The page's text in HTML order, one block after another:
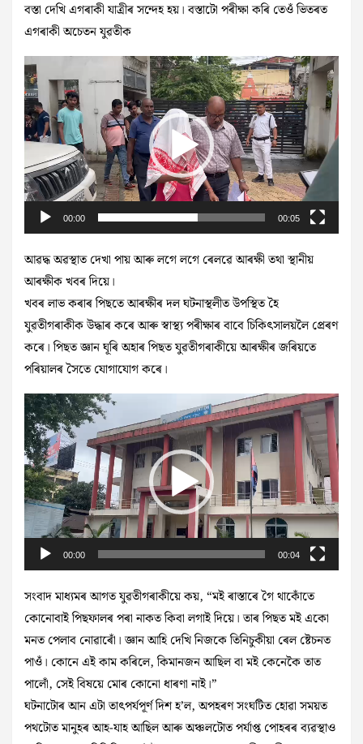
বস্তা দেখি এগৰাকী যাত্ৰীৰ সন্দেহ হয়। বস্তাটো পৰীক্ষা কৰি তেওঁ ভিতৰত
এগৰাকী অচেতন যুৱতীক
Video
Player
00:00 00:05
আৱদ্ধ অৱস্থাত দেখা পায় আৰু লগে লগে ৰেলৱে আৰক্ষী তথা স্থানীয়
আৰক্ষীক খবৰ দিয়ে।
খবৰ লাভ কৰাৰ পিছতে আৰক্ষীৰ দল ঘটনাস্থলীত উপস্থিত হৈ
যুৱতীগৰাকীক উদ্ধাৰ কৰে আৰু স্বাস্থ্য পৰীক্ষাৰ বাবে চিকিৎসালয়লৈ প্ৰেৰণ
কৰে। পিছত জ্ঞান ঘূৰি অহাৰ পিছত যুৱতীগৰাকীয়ে আৰক্ষীৰ জৰিয়তে
পৰিয়ালৰ সৈতে যোগাযোগ কৰে।
Video
Player
00:00 00:04
সংবাদ মাধ্যমৰ আগত যুৱতীগৰাকীয়ে কয়, “মই ৰাস্তাৰে গৈ থাকোঁতে
কোনোবাই পিছফালৰ পৰা নাকত কিবা লগাই দিয়ে। তাৰ পিছত মই একো
মনত পেলাব নোৱাৰোঁ। জ্ঞান আহি দেখি নিজকে তিনিচুকীয়া ৰেল ষ্টেচনত
পাওঁ। কোনে এই কাম কৰিলে, কিমানজন আছিল বা মই কেনেকৈ তাত
পালোঁ, সেই বিষয়ে মোৰ কোনো ধাৰণা নাই।”
ঘটনাটোৰ আন এটা তাৎপৰ্যপূৰ্ণ দিশ হ’ল, অপহৰণ সংঘটিত হোৱা সময়ত
পথটোত মানুহৰ আহ-যাহ আছিল আৰু অঞ্চলটোত পৰ্যাপ্ত পোহৰৰ ব্যৱস্থাও